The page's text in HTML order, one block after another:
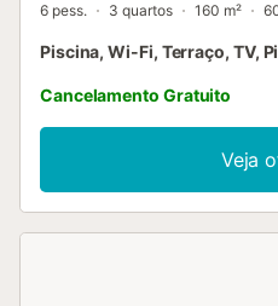
6 pess. 3 quartos 160 m²
Piscina, Wi-Fi, Terraço, TV,
Cancelamento Gratuito
Veja